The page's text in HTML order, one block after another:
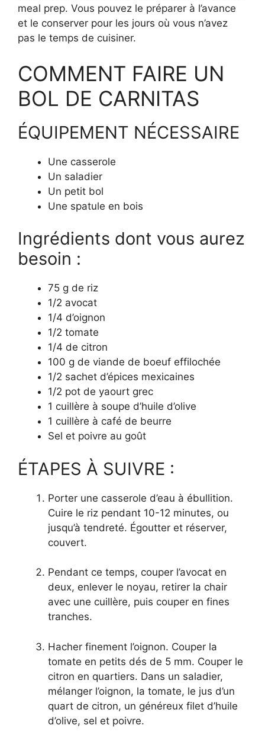
meal prep. Vous pouvez le préparer à l’avance
et le conserver pour les jours où vous n’avez
pas le temps de cuisiner.
COMMENT FAIRE UN
BOL DE CARNITAS
ÉQUIPEMENT NÉCESSAIRE
Une casserole
Un saladier
Un petit bol
Une spatule en bois
Ingrédients dont vous aurez
besoin :
75 g de riz
1/2 avocat
1/4 d’oignon
1/2 tomate
1/4 de citron
100 g de viande de boeuf effilochée
1/2 sachet d’épices mexicaines
1/2 pot de yaourt grec
1 cuillère à soupe d’huile d’olive
1 cuillère à café de beurre
Sel et poivre au goût
ÉTAPES À SUIVRE :
Porter une casserole d’eau à ébullition.
Cuire le riz pendant 10-12 minutes, ou
jusqu’à tendreté. Égoutter et réserver,
couvert.
Pendant ce temps, couper l’avocat en
deux, enlever le noyau, retirer la chair
avec une cuillère, puis couper en fines
tranches.
Hacher finement l’oignon. Couper la
tomate en petits dés de 5 mm. Couper le
citron en quartiers. Dans un saladier,
mélanger l’oignon, la tomate, le jus d’un
quart de citron, un généreux filet d’huile
d’olive, sel et poivre.